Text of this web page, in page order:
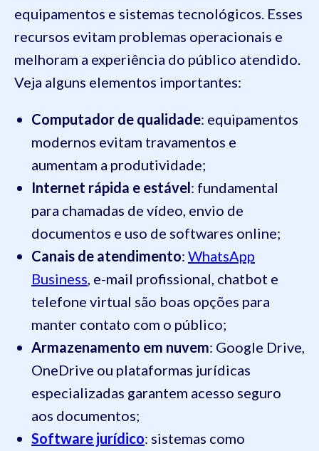
equipamentos e sistemas tecnológicos. Esses
recursos evitam problemas operacionais e
melhoram a experiência do público atendido.
Veja alguns elementos importantes:
Computador de qualidade: equipamentos
modernos evitam travamentos e
aumentam a produtividade;
Internet rápida e estável: fundamental
para chamadas de vídeo, envio de
documentos e uso de softwares online;
Canais de atendimento: WhatsApp
Business , e-mail profissional, chatbot e
telefone virtual são boas opções para
manter contato com o público;
Armazenamento em nuvem: Google Drive,
OneDrive ou plataformas jurídicas
especializadas garantem acesso seguro
aos documentos;
Software jurídico: sistemas como